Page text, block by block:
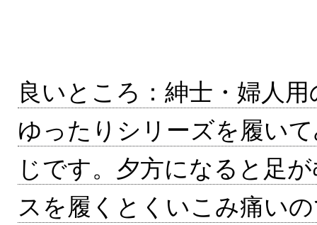
良いところ：紳士・婦人
ゆったりシリーズを履い
じです。夕方になると足
スを履くとくいこみ痛い